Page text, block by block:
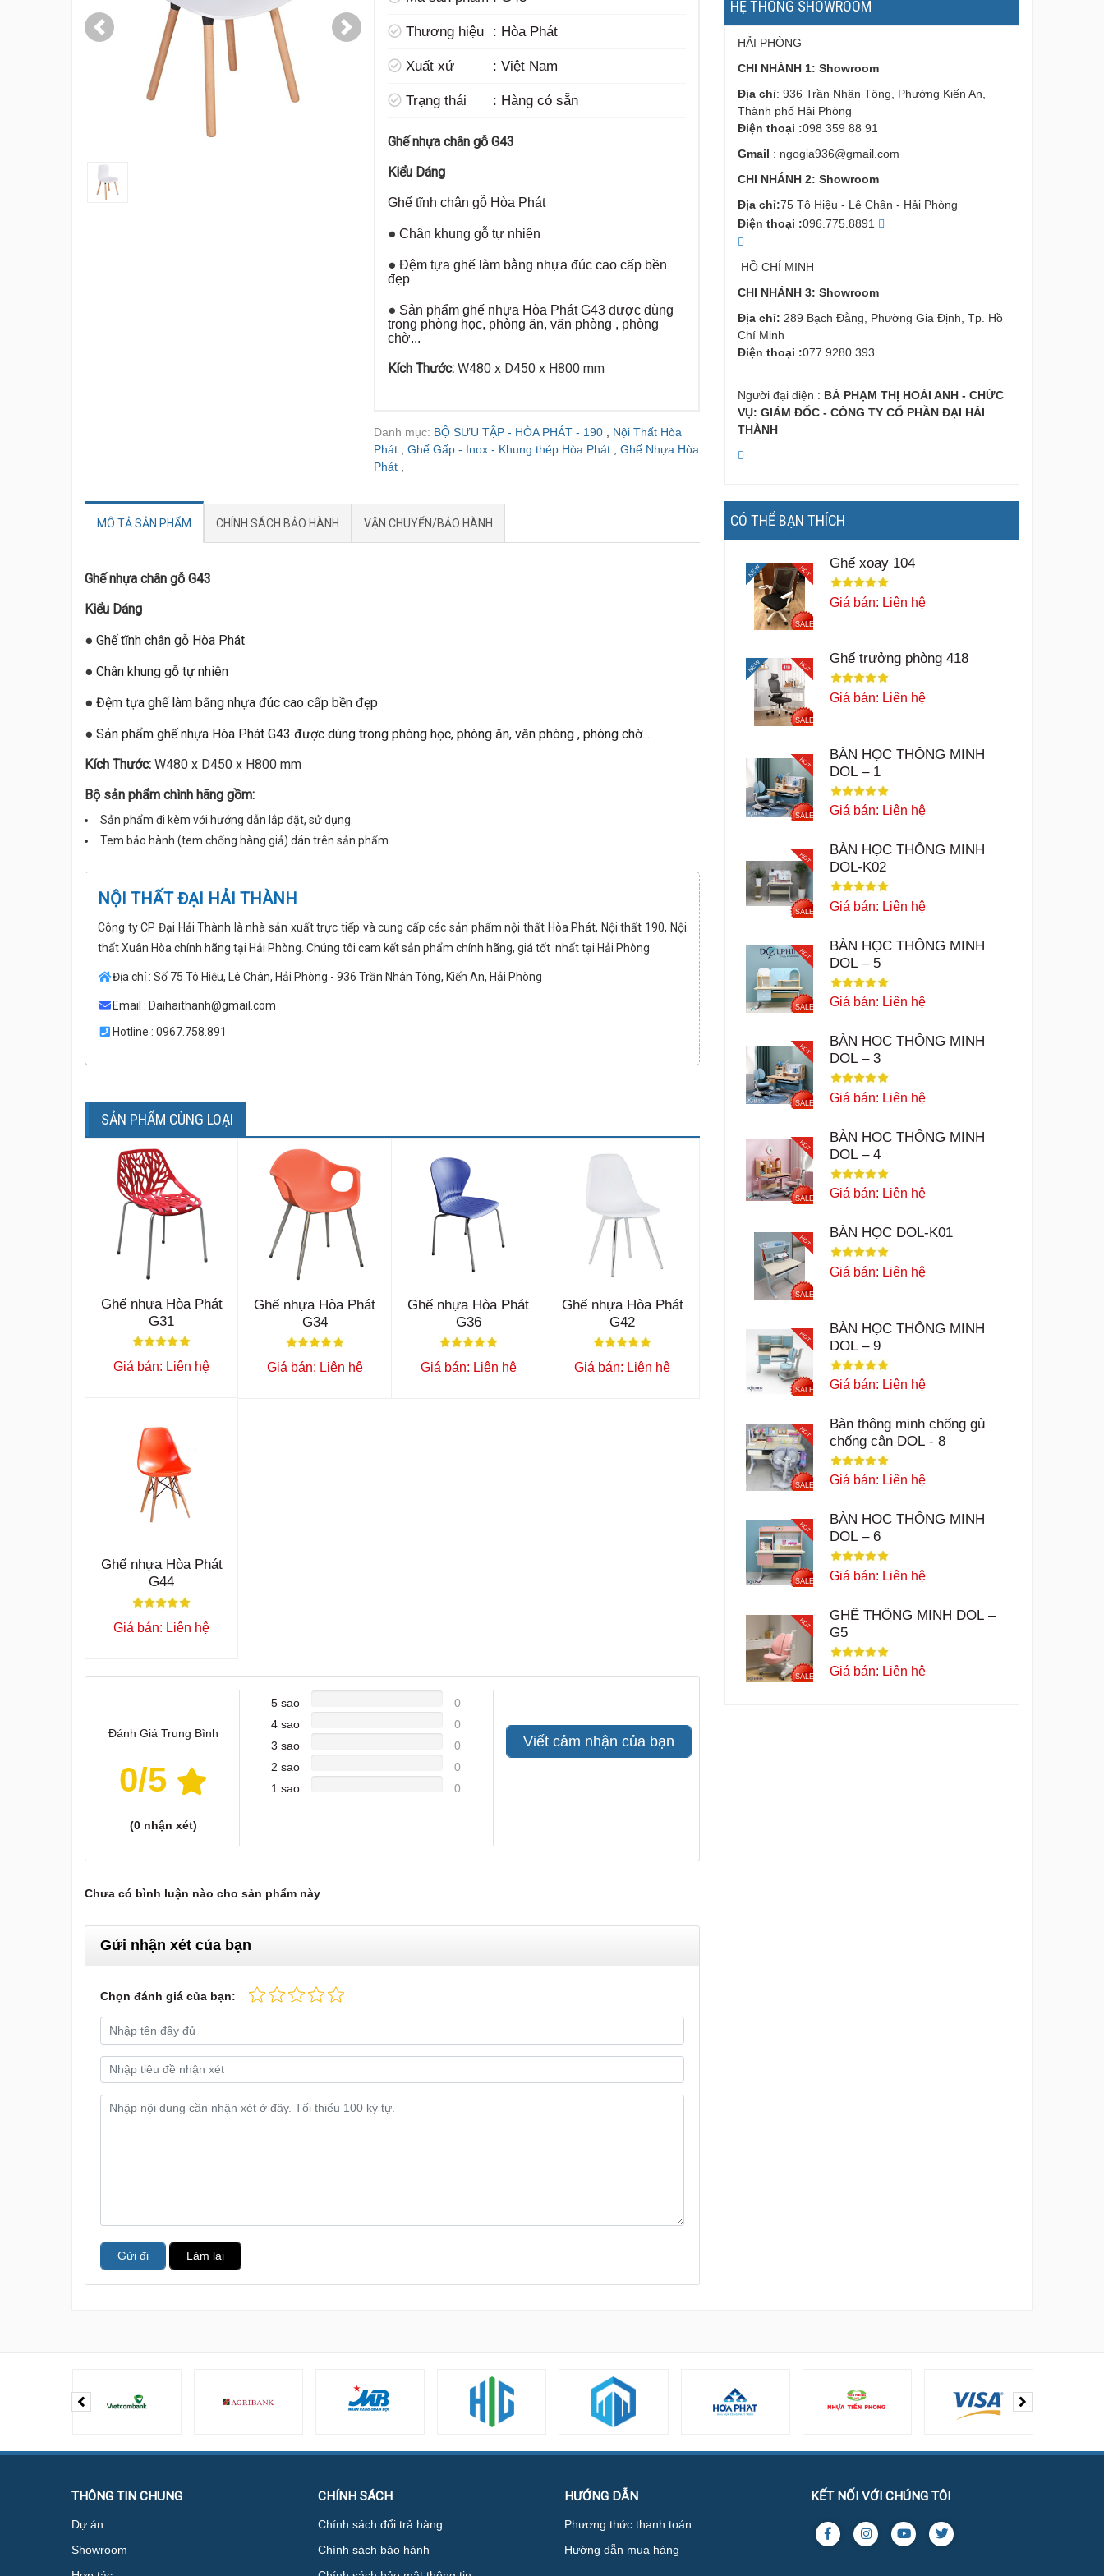
Previous Next Thương hiệu : Hòa Phát
Xuất xứ : Việt Nam
Trạng thái : Hàng có sẵn
Ghế nhựa chân gỗ G43
Kiểu Dáng
Ghế tĩnh chân gỗ Hòa Phát
● Chân khung gỗ tự nhiên
● Đệm tựa ghế làm bằng nhựa đúc cao cấp bền
đẹp
● Sản phẩm ghế nhựa Hòa Phát G43 được dùng
trong phòng học, phòng ăn, văn phòng , phòng
chờ...
Kích Thước: W480 x D450 x H800 mm
Danh mục: BỘ SƯU TẬP - HÒA PHÁT - 190, Nội Thất Hòa
Phát, Ghế Gấp - Inox - Khung thép Hòa Phát, Ghế Nhựa Hòa
Phát,
MÔ TẢ SẢN PHẨM CHÍNH SÁCH BẢO HÀNH VẬN CHUYỂN/BẢO HÀNH
Ghế nhựa chân gỗ G43
Kiểu Dáng
● Ghế tĩnh chân gỗ Hòa Phát
● Chân khung gỗ tự nhiên
● Đệm tựa ghế làm bằng nhựa đúc cao cấp bền đẹp
● Sản phẩm ghế nhựa Hòa Phát G43 được dùng trong phòng học, phòng ăn, văn phòng , phòng chờ...
Kích Thước: W480 x D450 x H800 mm
Bộ sản phẩm chình hãng gồm:
Sản phẩm đi kèm với hướng dẫn lắp đặt, sử dụng.
Tem bảo hành (tem chống hàng giả) dán trên sản phẩm.
NỘI THẤT ĐẠI HẢI THÀNH
Công ty CP Đại Hải Thành là nhà sản xuất trực tiếp và cung cấp các sản phẩm nội thất Hòa Phát, Nội thất 190, Nội
thất Xuân Hòa chính hãng tại Hải Phòng. Chúng tôi cam kết sản phẩm chính hãng, giá tốt nhất tại Hải Phòng
Địa chỉ : Số 75 Tô Hiệu, Lê Chân, Hải Phòng - 936 Trần Nhân Tông, Kiến An, Hải Phòng
Email : Daihaithanh@gmail.com
Hotline : 0967.758.891
SẢN PHẨM CÙNG LOẠI
Ghế nhựa Hòa Phát
G31
Giá bán: Liên hệ
Ghế nhựa Hòa Phát
G34
Giá bán: Liên hệ
Ghế nhựa Hòa Phát
G36
Giá bán: Liên hệ
Ghế nhựa Hòa Phát
G42
Giá bán: Liên hệ
Ghế nhựa Hòa Phát
G44
Giá bán: Liên hệ
Đánh Giá Trung Bình
0/5
(0nhận xét)
5 sao
0
4 sao
0
3 sao
0
2 sao
0
1 sao
0
Viết cảm nhận của bạn
Chưa có bình luận nào cho sản phẩm này
Gửi nhận xét của bạn
Chọn đánh giá của bạn:
Gửi đi Làm lại
HỆ THỐNG SHOWROOM
HẢI PHÒNG
CHI NHÁNH 1: Showroom
Địa chỉ: 936 Trần Nhân Tông, Phường Kiến An,
Thành phố Hải Phòng
Điện thoại :098 359 88 91
Gmail : ngogia936@gmail.com
CHI NHÁNH 2: Showroom
Địa chỉ:75 Tô Hiệu - Lê Chân - Hải Phòng
Điện thoại :096.775.8891
HỒ CHÍ MINH
CHI NHÁNH 3: Showroom
Địa chỉ: 289 Bạch Đằng, Phường Gia Định, Tp. Hồ
Chí Minh
Điện thoại :077 9280 393
Người đại diện : BÀ PHẠM THỊ HOÀI ANH - CHỨC
VỤ: GIÁM ĐỐC - CÔNG TY CỔ PHẦN ĐẠI HẢI
THÀNH
CÓ THỂ BẠN THÍCH
NEW HOT
SALE
Ghế xoay 104
Giá bán: Liên hệ
NEW HOT
SALE
Ghế trưởng phòng 418
Giá bán: Liên hệ
HOT
SALE
BÀN HỌC THÔNG MINH
DOL – 1
Giá bán: Liên hệ
HOT
SALE
BÀN HỌC THÔNG MINH
DOL-K02
Giá bán: Liên hệ
HOT
SALE
BÀN HỌC THÔNG MINH
DOL – 5
Giá bán: Liên hệ
HOT
SALE
BÀN HỌC THÔNG MINH
DOL – 3
Giá bán: Liên hệ
HOT
SALE
BÀN HỌC THÔNG MINH
DOL – 4
Giá bán: Liên hệ
HOT
SALE
BÀN HỌC DOL-K01
Giá bán: Liên hệ
HOT
SALE
BÀN HỌC THÔNG MINH
DOL – 9
Giá bán: Liên hệ
HOT
SALE
Bàn thông minh chống gù
chống cận DOL - 8
Giá bán: Liên hệ
HOT
SALE
BÀN HỌC THÔNG MINH
DOL – 6
Giá bán: Liên hệ
HOT
SALE
GHẾ THÔNG MINH DOL –
G5
Giá bán: Liên hệ
THÔNG TIN CHUNG
Dự án
Showroom
CHÍNH SÁCH
Chính sách đổi trả hàng
Chính sách bảo hành
HƯỚNG DẪN
Phương thức thanh toán
Hướng dẫn mua hàng
KẾT NỐI VỚI CHÚNG TÔI